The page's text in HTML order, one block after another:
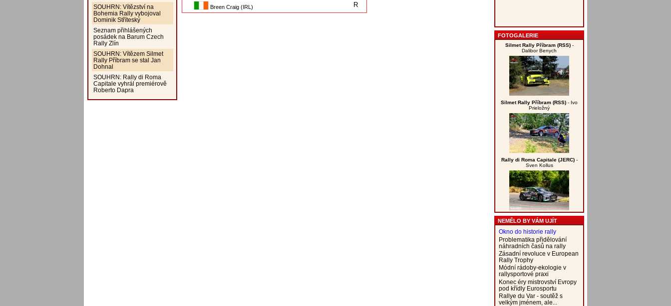
SOUHRN: Vítězství na
Bohemia Rally vybojoval
Dominik Stříteský
Seznam přihlášených
posádek na Barum Czech
Rally Zlín
SOUHRN: Vítězem Silmet
Rally Příbram se stal Jan
Dohnal
SOUHRN: Rally di Roma
Capitale vyhrál premiérově
Roberto Dapra
Breen Craig (IRL) R
FOTOGALERIE
Silmet Rally Příbram (RSS)-
Dalibor Benych
Silmet Rally Příbram (RSS) - Ivo
Prieložný
Rally di Roma Capitale (JERC)-
Sven Kollus
NEMĚLO BY VÁM UJÍT
Okno do historie rally
Problematika přidělování
náhradních časů na rally
Zásadní revoluce v European
Rally Trophy
Módní rádoby-ekologie v
rallysportové praxi
Konec éry mistrovství Evropy
pod křídly Eurosportu
Rallye du Var - soutěž s
velkým jménem, ale...